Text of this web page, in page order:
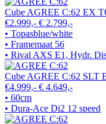
Cube AGREE C:62 EX
€2.999,- € 2.799,-
• Topasblue/white
• Framemaat 56
• Rival AXS E1, Hydr.
Cube AGREE C:62
€4.999,- € 4.649,-
• 60cm
• Dura-Ace Di2 12 speed